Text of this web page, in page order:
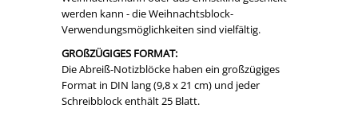
werden kann - die Weihnachtsblock-
Verwendungsmöglichkeiten sind vielfältig.
GROßZÜGIGES FORMAT:
Die Abreiß-Notizblöcke haben ein großzügiges
Format in DIN lang (9,8 x 21 cm) und jeder
Schreibblock enthält 25 Blatt.